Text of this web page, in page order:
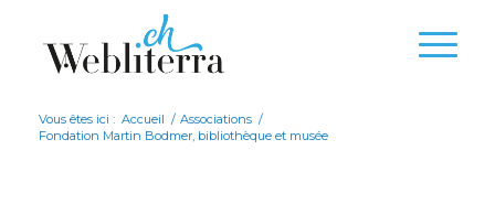
Vous êtes ici : Accueil / Associations /
Fondation Martin Bodmer, bibliothèque et musée